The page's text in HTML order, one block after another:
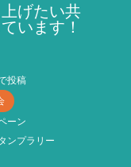
げたい共
います！
投稿
ーン
ンプラリー